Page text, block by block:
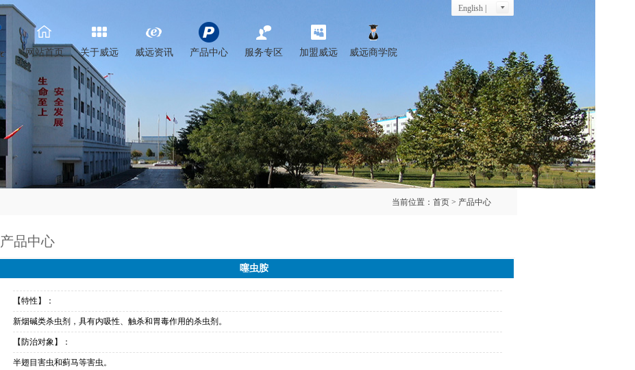
English |
网站首页 关于威远 威远资讯 产品中心 服务专区 加盟威远 威远商学院
当前位置： 首页 > 产品中心
产品中心
噻虫胺
【特性】：
新烟碱类杀虫剂，具有内吸性、触杀和胃毒作用的杀虫剂。
【防治对象】：
半翅目害虫和蓟马等害虫。